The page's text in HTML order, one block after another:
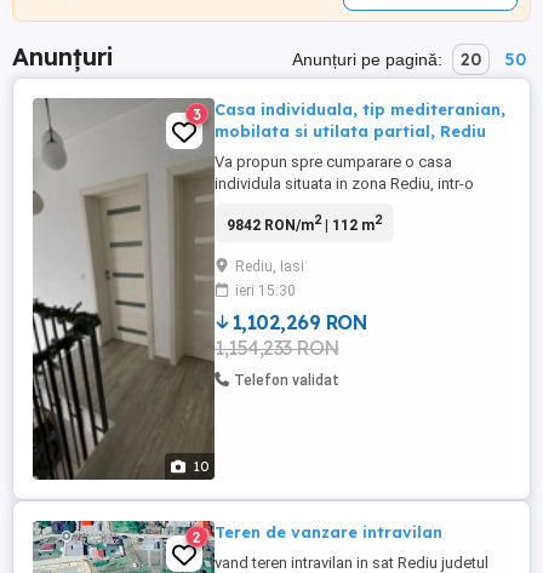
Anunțuri Anunțuri pe pagină: 20 50
10
3
Casa individuala, tip mediteranian,
mobilata si utilata partial, Rediu
Va propun spre cumparare o casa
individula situata in zona Rediu, intr-o
facand parte dintr-un complex rezidential
utilitatile: magazine, scoli, gradinite, statii
mijloace de transport, etc. Casa are o
suprafata utila de 112 ...
9842 RON/m2| 112 m2
Rediu, Iasi
ieri 15:30
1,102,269 RON
1,154,233 RON
Telefon validat
2 Teren de vanzare intravilan
vand teren intravilan in sat Rediu judetul